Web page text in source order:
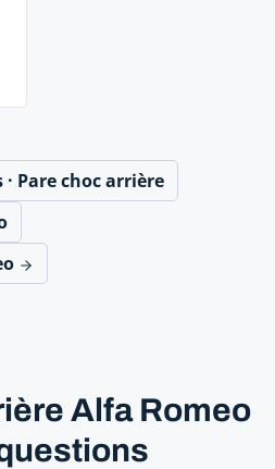
Pare choc arrière
Alfa Romeo